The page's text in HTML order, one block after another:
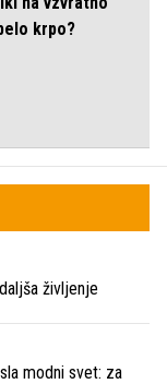
krpo?
življenje
modni svet: za